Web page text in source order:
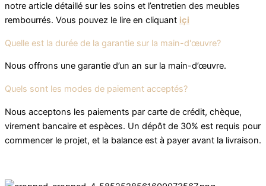
notre article détaillé sur les soins et l’entretien des meubles
rembourrés. Vous pouvez le lire en cliquant içi
Quelle est la durée de la garantie sur la main-d'œuvre?
Nous offrons une garantie d’un an sur la main-d’œuvre.
Quels sont les modes de paiement acceptés?
Nous acceptons les paiements par carte de crédit, chèque,
virement bancaire et espèces. Un dépôt de 30% est requis pour
commencer le projet, et la balance est à payer avant la livraison.